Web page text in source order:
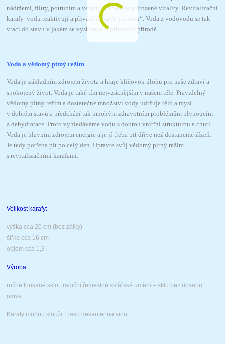
nádržemi, filtry, potrubím a ventily ji zbavuje přirozené vitality. Revitalizační
karafy vodu reaktivují a přivádějí ,,zpět k životu“. Voda z vodovodu se tak
vrací do stavu v jakém se vyskytuje v přirozené přírodě.
Voda a vědomý pitný režim
Voda je základním zdrojem života a hraje klíčovou úlohu pro naše zdraví a
spokojený život. Voda je také tím nejvzácnějším v našem těle. Pravidelný
vědomý pitný režim a dostatečné množství vody udržuje tělo a mysl
v dobrém stavu a předchází tak mnohým zdravotním problémům plynoucím
z dehydratace. Proto vyhledáváme vodu s dobrou vnitřní strukturou a chutí.
Voda je hlavním zdrojem energie a je jí třeba pít dříve než dostaneme žízeň.
Je tedy potřeba pít po celý den. Upravte svůj vědomý pitný režim
s revitalizačními karafami.
Velikost karafy:
výška cca 20 cm (bez zátky)
šířka cca 16 cm
objem cca 1,3 l
Výroba:
ručně foukané sklo, tradiční řemeslnésklářské umění – sklo bez obsahu
olova
Karafy mohou sloužit i jako dekanter na víno.